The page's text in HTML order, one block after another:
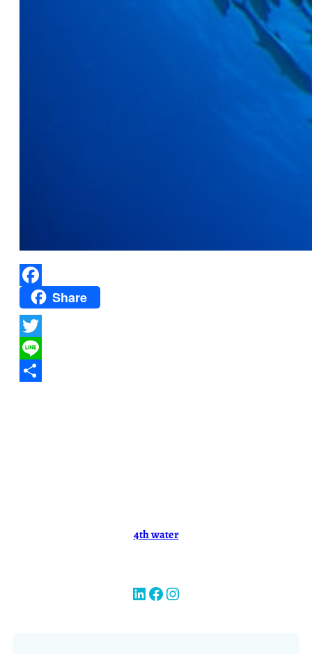
FacebookShare
Twitter
Line
4th water
LinkedIn Facebook Instagram